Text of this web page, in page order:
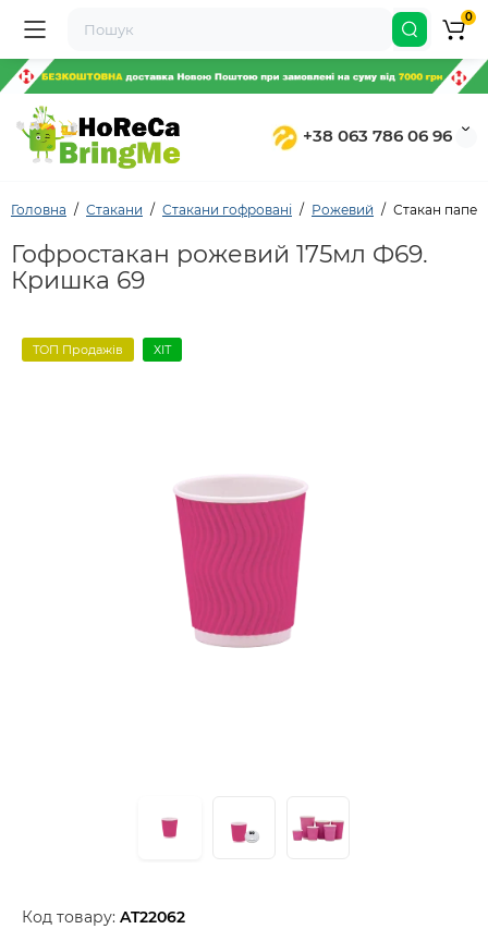
+38 063 786 06 96
0
Головна Стакани Стакани гофровані Рожевий Стакан
Гофростакан рожевий 175мл Ф69.
Кришка 69
ТОП Продажів ХІТ
Код товару: AT22062